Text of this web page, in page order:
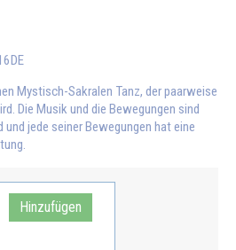
Mystisch-Sakralen Tanz, der paarweise
Die Musik und die Bewegungen sind
jede seiner Bewegungen hat eine
Hinzufügen